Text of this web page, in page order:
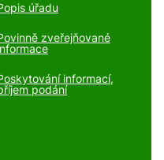
úřadu
zveřejňované
informací,
podání